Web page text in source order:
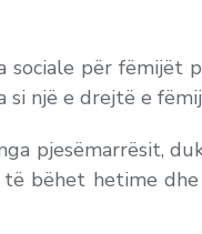
për fëmijët
një e drejtë e
pjesëmarrësit,
bëhet hetime